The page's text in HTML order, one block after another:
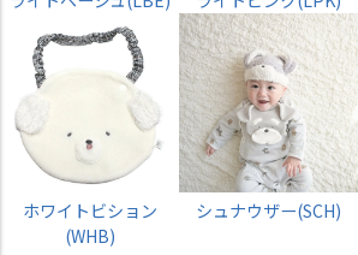
ホワイトビション
(WHB)
シュナウザー(SCH)